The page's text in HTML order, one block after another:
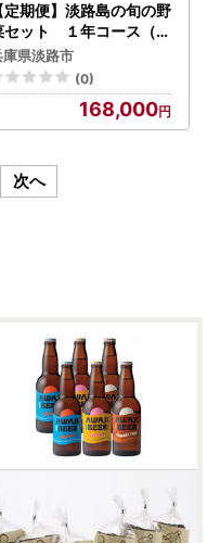
定期便】淡路島の旬の野
セット １年コース（月
回×１２回） 野菜詰め
わせ
庫県淡路市
(0)
168,000
次へ